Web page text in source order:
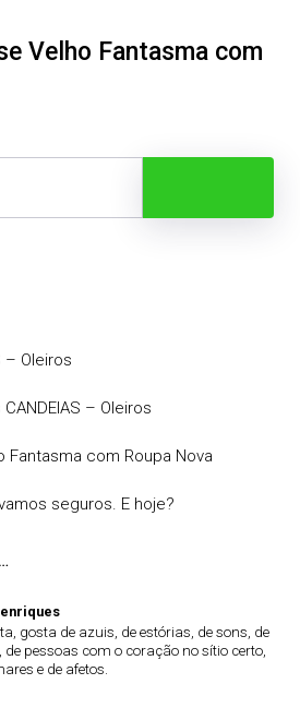
Velho Fantasma com
– Oleiros
– Oleiros
Fantasma com Roupa Nova
seguros. E hoje?
gosta de azuis, de estórias, de sons, de
de pessoas com o coração no sítio certo,
e de afetos.